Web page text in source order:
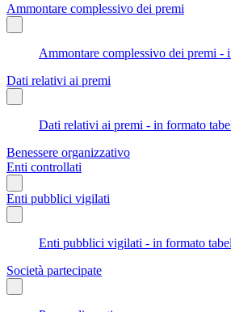
Ammontare complessivo dei premi
Ammontare complessivo dei premi -
Dati relativi ai premi
Dati relativi ai premi - in formato
Benessere organizzativo
Enti controllati
Enti pubblici vigilati
Enti pubblici vigilati - in formato
Società partecipate